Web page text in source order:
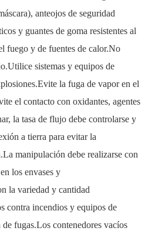
anteojos de seguridad
y guantes de goma resistentes al
fuego y de fuentes de calor.No
sistemas y equipos de
la fuga de vapor en el
el contacto con oxidantes, agentes
la tasa de flujo debe controlarse y
a tierra para evitar la
manipulación debe realizarse con
los envases y
la variedad y cantidad
contra incendios y equipos de
fugas.Los contenedores vacíos